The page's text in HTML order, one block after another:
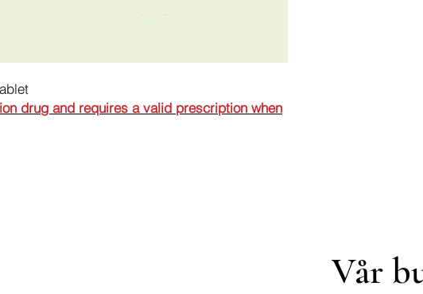
drug and requires a valid prescription when
Vår